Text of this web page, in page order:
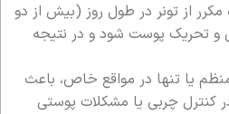
مکرر از تونر در طول روز (بیش از دو
تحریک پوست شود و در نتیجه
یا تنها در مواقع خاص، باعث
کنترل چربی یا مشکلات پوستی